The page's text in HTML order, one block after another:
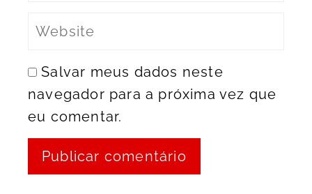
Salvar meus dados neste
navegador para a próxima vez que
eu comentar.